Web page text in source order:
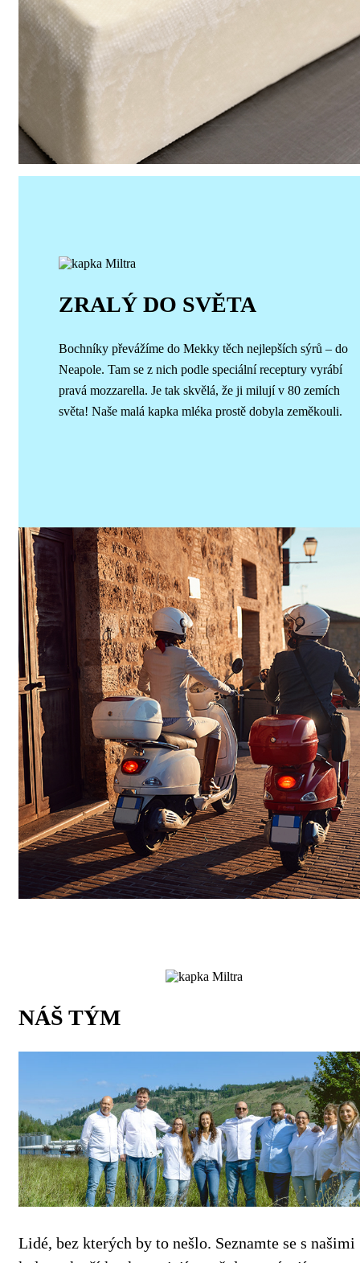
ZRALÝ DO SVĚTA
Bochníky převážíme do Mekky těch nejlepších sýrů – do
Neapole. Tam se z nich podle speciální receptury vyrábí
pravá mozzarella. Je tak skvělá, že ji milují v 80 zemích
světa! Naše malá kapka mléka prostě dobyla zeměkouli.
NÁŠ TÝM
Lidé, bez kterých by to nešlo. Seznamte se s našimi